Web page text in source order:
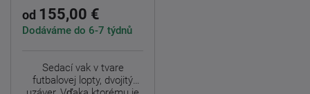
od 155,00 €
Dodáváme do 6-7 týdnů
Sedací vak v tvare
futbalovej lopty, dvojitý